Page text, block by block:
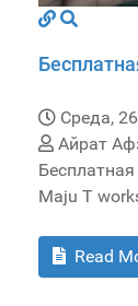
Среда,
Айрат
Maju T
Read